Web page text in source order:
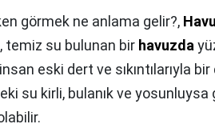
görmek ne anlama gelir?,
temiz su bulunan bir havuzda
eski dert ve sıkıntılarıyla bir
su kirli, bulanık ve